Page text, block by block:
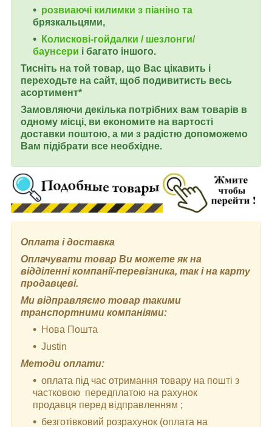
розвиаючі килимки з піаніно та
брязкальцями,
Колискові-гойдалки / шезлонги/
баунсери і багато іншого.
Тисніть на той товар, що Вас цікавить і
переходьте на сайт, щоб подивитисть весь
асортимент*
Замовляючи декілька потрібних вам товарів в
одному місці, ви економите на вартості
доставки поштою, а ми з радістю допоможемо
Вам підібрати все необхідне.
Оплата і доставка
Оплачувати товар Ви можете як на
відділенні компанії-перевізника, так і на карту
продавцеві.
Ми відправляємо товар такими
транспортними компаніями:
Нова Пошта
Justin
Методи оплати:
оплата під час отримання товару на пошті з
частковою передплатою на рахунок
продавця перед відправленням ;
безготівковий розрахунок (оплата на